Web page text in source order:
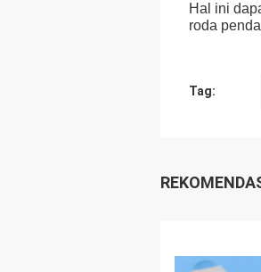
Hal ini
roda
Tag: